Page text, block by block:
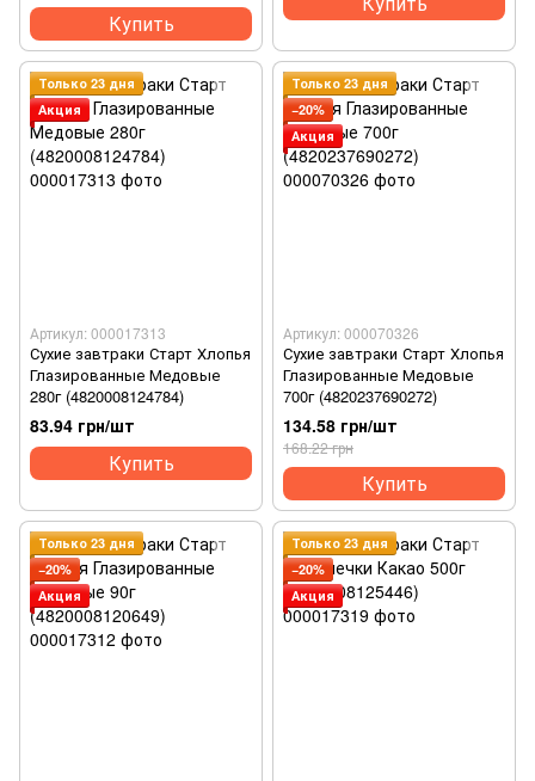
Купить
Только 23 дня
Акция
Артикул: 000017313
Сухие завтраки Старт Хлопья
Глазированные Медовые
280г (4820008124784)
83.94 грн/шт
Купить
Только 23 дня
−20%
Акция
Артикул: 000070326
Сухие завтраки Старт Хлопья
Глазированные Медовые
700г (4820237690272)
134.58 грн/шт
168.22 грн
Купить
Только 23 дня
−20%
Акция
Только 23 дня
−20%
Акция